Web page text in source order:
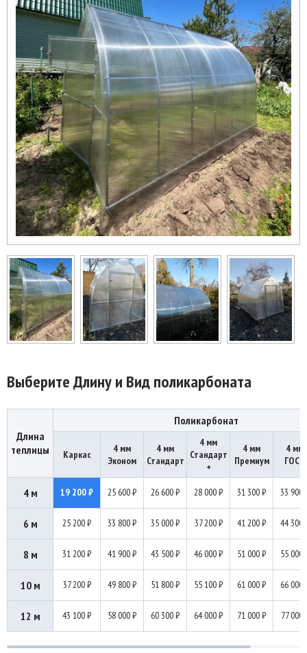
Выберите Длину и Вид поликарбоната
Длина
теплицы
Поликарбонат
Каркас
4 мм
Эконом
4 мм
Стандарт
4 мм
Стандарт
+
4 мм
Премиум
4 мм
ГОСТ
4 м 19 200 ₽ 25 600 ₽ 26 600 ₽ 28 000 ₽ 31 300 ₽ 33 900
6 м 25 200 ₽ 33 800 ₽ 35 000 ₽ 37 200 ₽ 41 200 ₽ 44 300
8 м 31 200 ₽ 41 900 ₽ 43 500 ₽ 46 000 ₽ 51 000 ₽ 55 000
10 м 37 200 ₽ 49 800 ₽ 51 800 ₽ 55 100 ₽ 61 000 ₽ 66 000
12 м 43 100 ₽ 58 000 ₽ 60 300 ₽ 64 000 ₽ 71 000 ₽ 77 000